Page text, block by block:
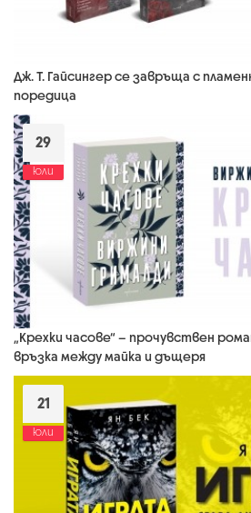
Дж. Т. Гайсингер се завръща с
поредица
29
юли
„Крехки часове“ – прочувствен
връзка между майка и дъщеря
21
юли